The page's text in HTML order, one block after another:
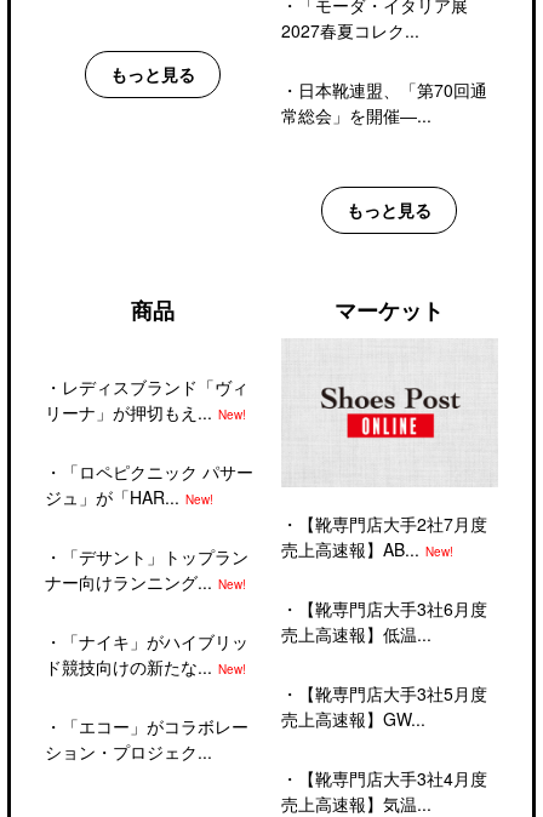
もっと見る
・
「モーダ・イタリア展
2027春夏コレク...
・ 日本靴連盟、「第70回通
常総会」を開催―...
もっと見る
商品
・ レディスブランド「ヴィ
リーナ」が押切もえ... New!
・
「ロペピクニック パサー
ジュ」が「HAR... New!
・
「デサント」トップラン
ナー向けランニング... New!
・
「ナイキ」がハイブリッ
ド競技向けの新たな... New!
・
「エコー」がコラボレー
ション・プロジェク...
マーケット
・
【靴専門店大手2社7月度
売上高速報】AB... New!
・
【靴専門店大手3社6月度
売上高速報】低温...
・
【靴専門店大手3社5月度
売上高速報】GW...
・
【靴専門店大手3社4月度
売上高速報】気温...